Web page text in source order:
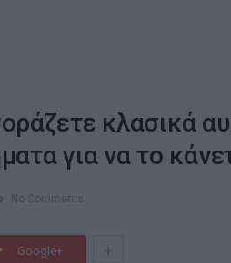
κλασικά
για να το
Google+